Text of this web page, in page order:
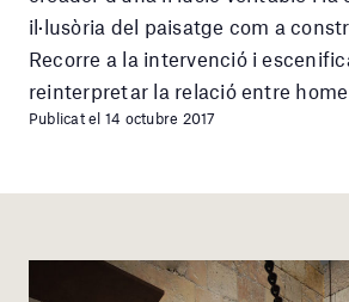
il·lusòria del paisatge com a
Recorre a la intervenció i
reinterpretar la relació entre
Publicat el 14 octubre 2017